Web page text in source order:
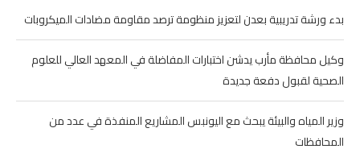
بدء ورشة تدريبية بعدن لتعزيز منظومة ترصد مقاومة مضادات الميكروبات
وكيل محافظة مأرب يدشن اختبارات المفاضلة في المعهد العالي للعلوم
الصحية لقبول دفعة جديدة
وزير المياه والبيئة يبحث مع اليونبس المشاريع المنفذة في عدد من
المحافظات